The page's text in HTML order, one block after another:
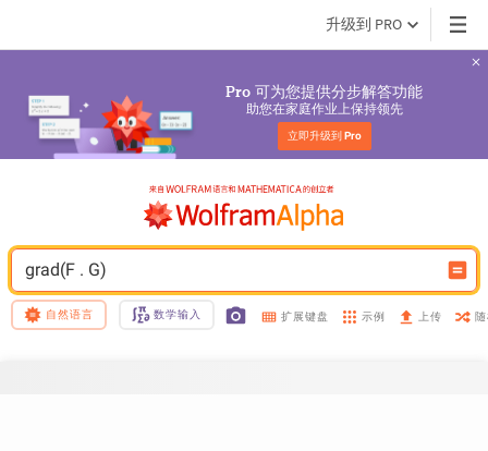
升级到 PRO
Pro 可为您提供分步解答功能
助您在家庭作业上保持领先
立即升级到 Pro
grad(F . G)
自然语言 数学输入 扩展键盘 示例 上传